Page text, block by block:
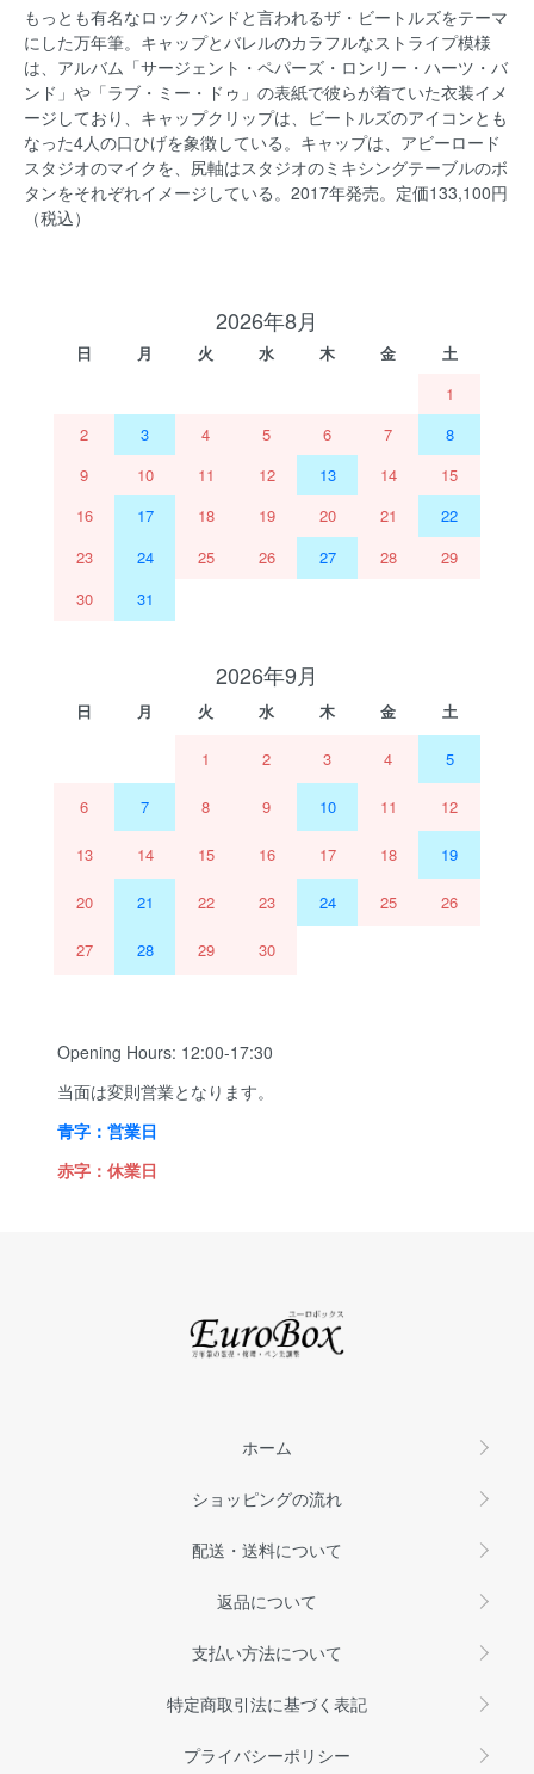
もっとも有名なロックバンドと言われるザ・ビートルズをテーマ
にした万年筆。キャップとバレルのカラフルなストライプ模様
は、アルバム「サージェント・ペパーズ・ロンリー・ハーツ・バ
ンド」や「ラブ・ミー・ドゥ」の表紙で彼らが着ていた衣装イメ
ージしており、キャップクリップは、ビートルズのアイコンとも
なった4人の口ひげを象徴している。キャップは、アビーロード
スタジオのマイクを、尻軸はスタジオのミキシングテーブルのボ
タンをそれぞれイメージしている。2017年発売。定価133,100円
（税込）
2026年8月
日 月 火 水 木 金
土
1
2
3 4 5 6 7
8
9
10 11 12 13 14
15
16
17 18 19 20 21
22
23
24 25 26 27 28
29
30
31
2026年9月
日 月 火 水 木 金 土
1 2 3 4 5
6 7 8 9 10 11 12
13 14 15 16 17 18 19
20 21 22 23 24 25 26
27 28 29 30
Opening Hours: 12:00-17:30
当面は変則営業となります。
青字：営業日
赤字：休業日
ホーム
ショッピングの流れ
配送・送料について
返品について
支払い方法について
特定商取引法に基づく表記
プライバシーポリシー